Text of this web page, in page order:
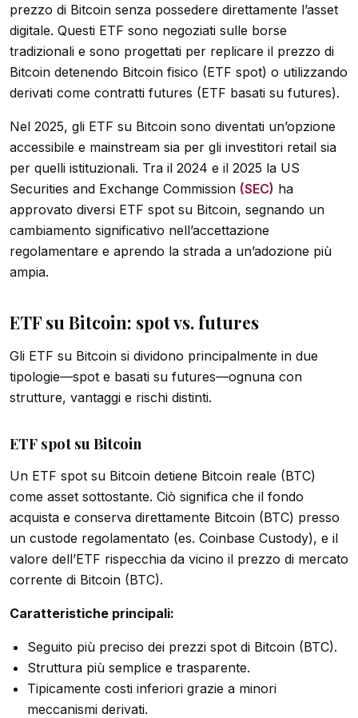
prezzo di Bitcoin senza possedere direttamente l’asset
digitale. Questi ETF sono negoziati sulle borse
tradizionali e sono progettati per replicare il prezzo di
Bitcoin detenendo Bitcoin fisico (ETF spot) o utilizzando
derivati come contratti futures (ETF basati su futures).
Nel 2025, gli ETF su Bitcoin sono diventati un’opzione
accessibile e mainstream sia per gli investitori retail sia
per quelli istituzionali. Tra il 2024 e il 2025 la US
Securities and Exchange Commission (SEC) ha
approvato diversi ETF spot su Bitcoin, segnando un
cambiamento significativo nell’accettazione
regolamentare e aprendo la strada a un’adozione più
ampia.
ETF su Bitcoin: spot vs. futures
Gli ETF su Bitcoin si dividono principalmente in due
tipologie—spot e basati su futures—ognuna con
strutture, vantaggi e rischi distinti.
ETF spot su Bitcoin
Un ETF spot su Bitcoin detiene Bitcoin reale (BTC)
come asset sottostante. Ciò significa che il fondo
acquista e conserva direttamente Bitcoin (BTC) presso
un custode regolamentato (es. Coinbase Custody), e il
valore dell’ETF rispecchia da vicino il prezzo di mercato
corrente di Bitcoin (BTC).
Caratteristiche principali:
Seguito più preciso dei prezzi spot di Bitcoin (BTC).
Struttura più semplice e trasparente.
Tipicamente costi inferiori grazie a minori
meccanismi derivati.